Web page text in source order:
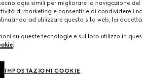
simili per migliorare la navigazione del
di marketing e consentirle di condividere i
ad utilizzare questo sito web, lei
su queste tecnologie e sul loro utilizzo in
IMPOSTAZIONI COOKIE